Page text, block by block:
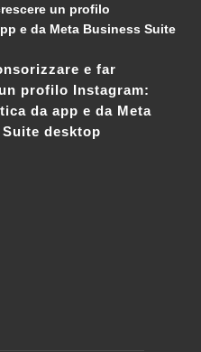
e far
profilo Instagram:
da app e da Meta
desktop